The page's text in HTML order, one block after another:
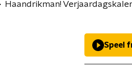
Haandrikman!
Speel